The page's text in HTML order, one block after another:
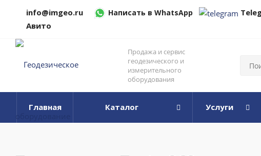
info@imgeo.ru Написать в WhatsApp
Авито
Продажа и сервис
геодезического и
измерительного
оборудования
Главная Каталог Услуги